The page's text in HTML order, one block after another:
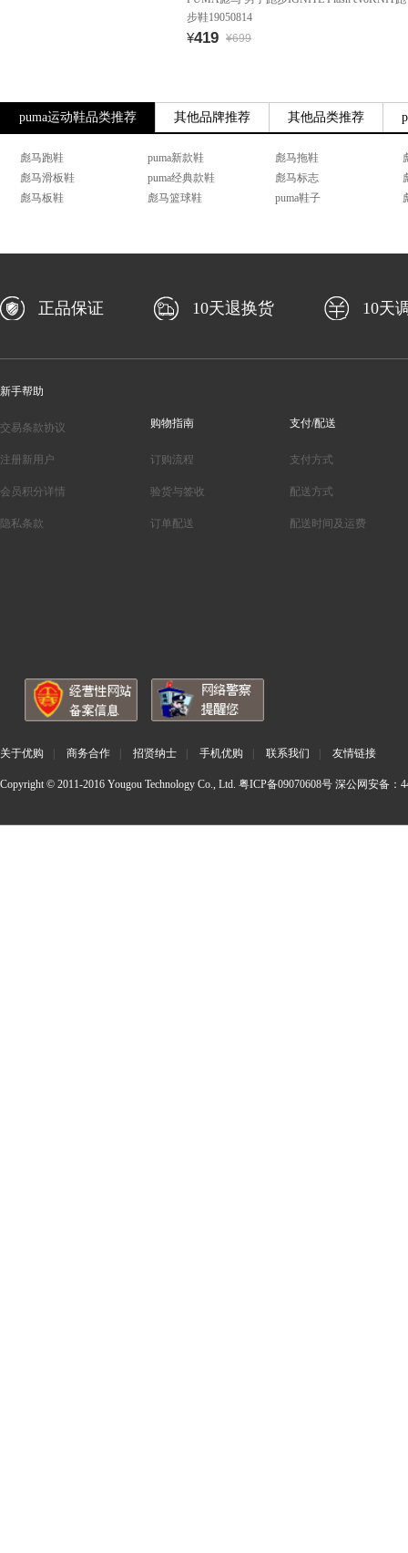
步鞋19050814
¥419 ¥699
puma运动鞋品类推荐 其他品牌推荐 其他品类推荐
彪马跑鞋 puma新款鞋 彪马拖鞋
彪马滑板鞋
puma经典款鞋 彪马标志
彪马板鞋
彪马篮球鞋 puma鞋子
正品保证 10天退换货 10天
新手帮助
交易条款协议
注册新用户
会员积分详情
隐私条款
购物指南
订购流程
验货与签收
订单配送
支付/配送
支付方式
配送方式
配送时间及运费
关于优购 商务合作 招贤纳士 手机优购 联系我们 友情链接
Copyright © 2011-2016 Yougou Technology Co., Ltd. 粤ICP备09070608号 深公网安备：